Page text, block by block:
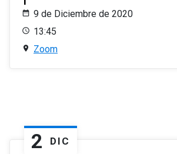
9 de Diciembre de 2020
13:45
Zoom
2 DIC